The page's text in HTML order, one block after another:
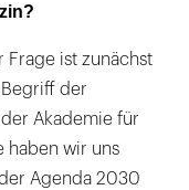
Frage ist zunächst
der
Akademie für
haben wir uns
Agenda 2030